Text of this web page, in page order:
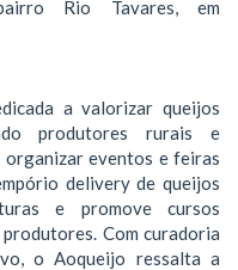
Rio Tavares, em
a valorizar queijos
produtores rurais e
organizar eventos e feiras
delivery de queijos
e promove cursos
Com curadoria
o Aoqueijo ressalta a